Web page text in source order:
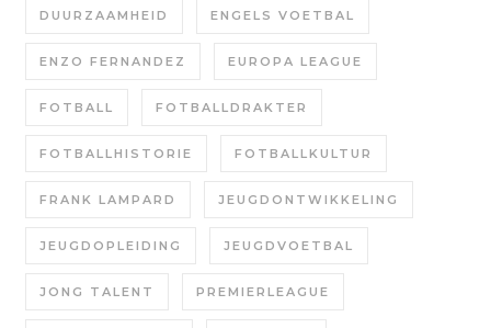
DUURZAAMHEID ENGELS VOETBAL
ENZO FERNANDEZ EUROPA LEAGUE
FOTBALL FOTBALLDRAKTER
FOTBALLHISTORIE FOTBALLKULTUR
FRANK LAMPARD JEUGDONTWIKKELING
JEUGDOPLEIDING JEUGDVOETBAL
JONG TALENT PREMIERLEAGUE